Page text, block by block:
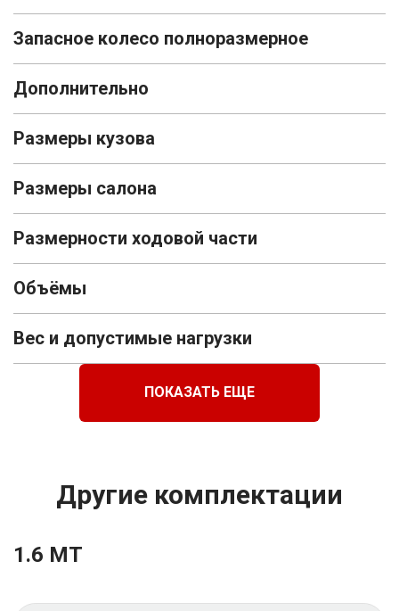
Запасное колесо полноразмерное
Дополнительно
Размеры кузова
Размеры салона
Размерности ходовой части
Объёмы
Вес и допустимые нагрузки
ПОКАЗАТЬ ЕЩЕ
Другие комплектации
1.6 MT